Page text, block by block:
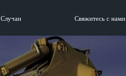
Случаи Свяжитесь с нами